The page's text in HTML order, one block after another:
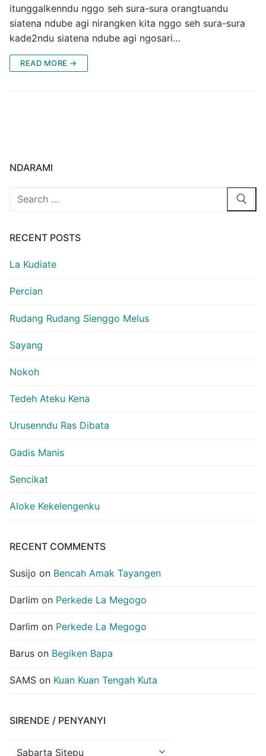
itunggalkenndu nggo seh sura-sura orangtuandu
siatena ndube agi nirangken kita nggo seh sura-sura
kade2ndu siatena ndube agi ngosari…
READ MORE →
NDARAMI
Search
RECENT POSTS
La Kudiate
Percian
Rudang Rudang Sienggo Melus
Sayang
Nokoh
Tedeh Ateku Kena
Urusenndu Ras Dibata
Gadis Manis
Sencikat
Aloke Kekelengenku
RECENT COMMENTS
Susijo on Bencah Amak Tayangen
Darlim on Perkede La Megogo
Darlim on Perkede La Megogo
Barus on Begiken Bapa
SAMS on Kuan Kuan Tengah Kuta
SIRENDE / PENYANYI
Sirende